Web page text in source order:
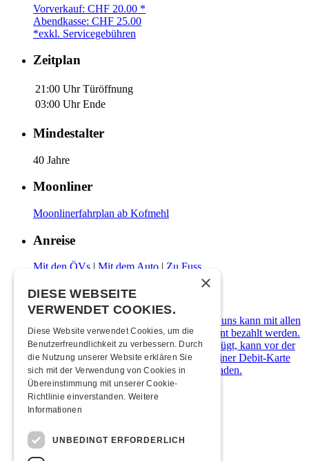
Vorverkauf: CHF 20.00 *
Abendkasse: CHF 25.00
*exkl. Servicegebühren
Zeitplan
21:00 Uhr Türöffnung
03:00 Uhr Ende
Mindestalter
40 Jahre
Moonliner
Moonlinerfahrplan ab Kofmehl
Anreise
Mit den ÖVs | Mit dem Auto | Zu Fuss
Zahlungsarten
Die Kulturfabrik Kofmehl ist cashfree. Bei uns kann mit allen
gängigen Debit- & Kreditkarten sowie Twint bezahlt werden.
Wer über kein digitales Zahlungsmittel verfügt, kann vor der
Abendkasse ein Kofmehl-Wallet in Form einer Debit-Karte
kostenlos beziehen und diese mit Bargeld laden.
Übernachten
Hotel Kreuz Solothurn
H4 Hotel
×
DIESE WEBSEITE
VERWENDET COOKIES.
Diese Website verwendet Cookies, um die
Benutzerfreundlichkeit zu verbessern. Durch
die Nutzung unserer Website erklären Sie
sich mit der Verwendung von Cookies in
Übereinstimmung mit unserer Cookie-
Richtlinie einverstanden. Weitere
Informationen
UNBEDINGT ERFORDERLICH